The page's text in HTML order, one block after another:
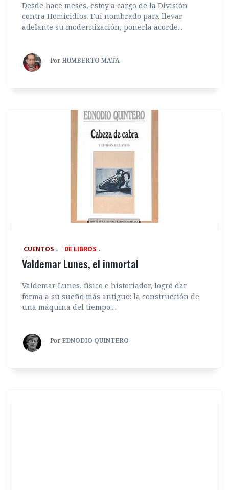
Desde hace meses, estoy a cargo de la División
contra Homicidios. Fui nombrado para llevar
adelante su modernización, ponerla acorde...
Por HUMBERTO MATA
‎ CUENTOS DE LIBROS
Valdemar Lunes, el inmortal
Valdemar Lunes, físico e historiador, logró dar
forma a su sueño más antiguo: la construcción de
una máquina del tiempo....
Por EDNODIO QUINTERO